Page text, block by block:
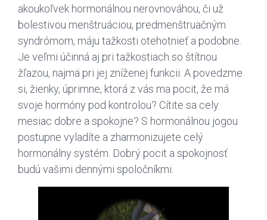
akoukoľvek hormonálnou nerovnováhou, či už
bolestivou menštruáciou, predmenštruačným
syndrómom, máju tažkosti otehotnieť a podobne.
Je veľmi účinná aj pri tažkostiach so štítnou
žľazou, najmä pri jej zníženej funkcii. A povedzme
si, žienky, úprimne, ktorá z vás ma pocit, že má
svoje hormóny pod kontrolou? Cítite sa cely
mesiac dobre a spokojne? S hormonálnou jogou
postupne vyladíte a zharmonizujete celý
hormonálny systém. Dobrý pocit a spokojnosť
budú vašimi dennými spoločníkmi.